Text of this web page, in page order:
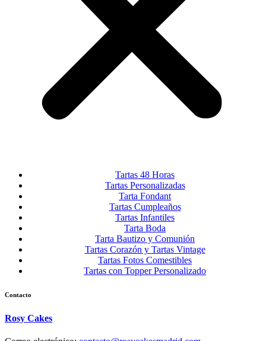
Tartas 48 Horas
Tartas Personalizadas
Tarta Fondant
Tartas Cumpleaños
Tartas Infantiles
Tarta Boda
Tarta Bautizo y Comunión
Tartas Corazón y Tartas Vintage
Tartas Fotos Comestibles
Tartas con Topper Personalizado
Contacto
Rosy Cakes